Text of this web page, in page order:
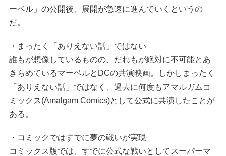
ーベル」の公開後、展開が急速に進んでいくというの
だ。
・まったく「ありえない話」ではない
誰もが想像しているものの、だれもが絶対に不可能とあ
きらめているマーベルとDCの共演映画。しかしまったく
「ありえない話」ではなく、過去に何度もアマルガムコ
ミックス(Amalgam Comics)として公式に共演したことが
ある。
・コミックではすでに夢の戦いが実現
コミックス版では、すでに公式な戦いとしてスーパーマ